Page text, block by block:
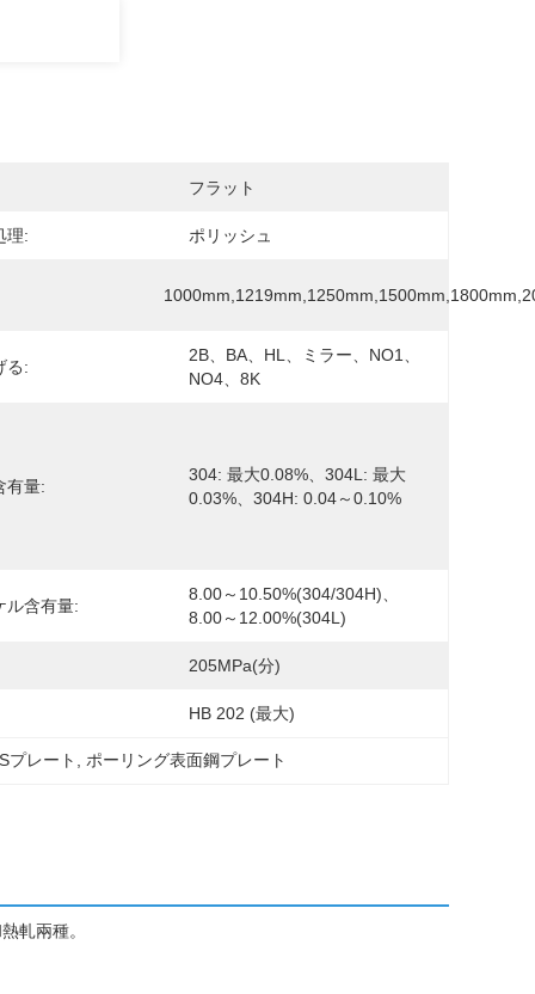
フラット
理: ポリッシュ
る:
2B、BA、HL、ミラー、NO1、
NO4、8K
有量:
304: 最大0.08%、304L: 最大
0.03%、304H: 0.04～0.10%
ル含有量:
8.00～10.50%(304/304H)、
8.00～12.00%(304L)
205MPa(分)
HB 202 (最大)
プレート ポーリング表面鋼プレート
軋兩種。